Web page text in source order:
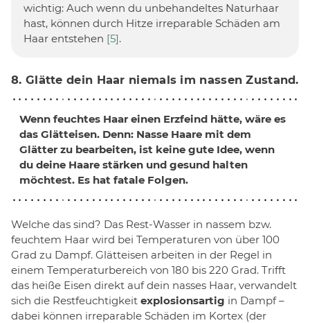
wichtig: Auch wenn du unbehandeltes Naturhaar
hast, können durch Hitze irreparable Schäden am
Haar entstehen [5].
8. Glätte dein Haar niemals im nassen Zustand.
Wenn feuchtes Haar einen Erzfeind hätte, wäre es
das Glätteisen. Denn: Nasse Haare mit dem
Glätter zu bearbeiten, ist keine gute Idee, wenn
du deine Haare stärken und gesund halten
möchtest. Es hat fatale Folgen.
Welche das sind? Das Rest-Wasser in nassem bzw.
feuchtem Haar wird bei Temperaturen von über 100
Grad zu Dampf. Glätteisen arbeiten in der Regel in
einem Temperaturbereich von 180 bis 220 Grad. Trifft
das heiße Eisen direkt auf dein nasses Haar, verwandelt
sich die Restfeuchtigkeit explosionsartig in Dampf –
dabei können irreparable Schäden im Kortex (der